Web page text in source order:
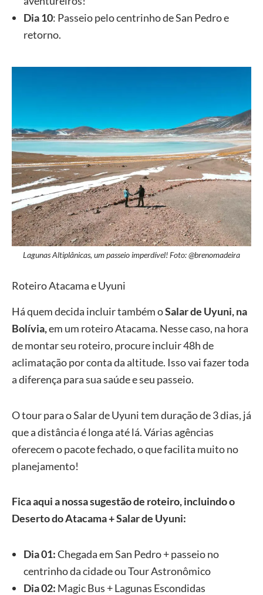
Dia 10: Passeio pelo centrinho de San Pedro e
retorno.
Lagunas Altiplânicas, um passeio imperdível! Foto: @brenomadeira
Roteiro Atacama e Uyuni
Há quem decida incluir também oSalar de Uyuni, na
Bolívia,em um roteiro Atacama. Nesse caso, na hora
de montar seu roteiro, procure incluir 48h de
aclimatação por conta da altitude. Isso vai fazer toda
a diferença para sua saúde e seu passeio.
O tour para o Salar de Uyuni tem duração de 3 dias, já
que a distância é longa até lá. Várias agências
oferecem o pacote fechado, o que facilita muito no
planejamento!
Fica aqui a nossa sugestão de roteiro, incluindo o
Deserto do Atacama + Salar de Uyuni:
Dia 01:Chegada em San Pedro + passeio no
centrinho da cidade ou Tour Astronômico
Dia 02: Magic Bus + Lagunas Escondidas